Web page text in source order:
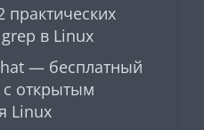
практических
в Linux
— бесплатный
открытым
Linux